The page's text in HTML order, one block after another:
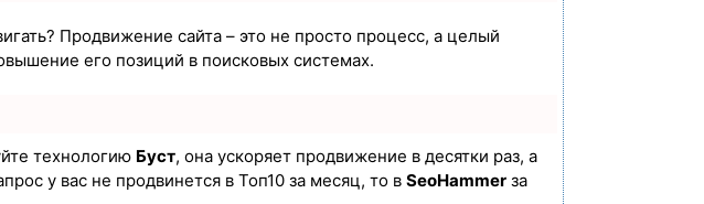
Продвижение сайта – это не просто процесс, а целый
его позиций в поисковых системах.
технологию Буст, она ускоряет продвижение в десятки раз, а
у вас не продвинется в Топ10 за месяц, то в SeoHammer за